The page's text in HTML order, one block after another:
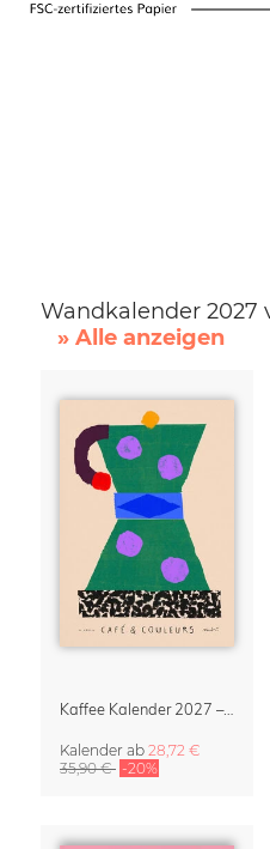
Wandkalender 2027
» Alle anzeigen
Kaffee Kalender 2027 – Café & Couleurs von Matías Larraín
Kalender ab 28,72 €
35,90 € -20%